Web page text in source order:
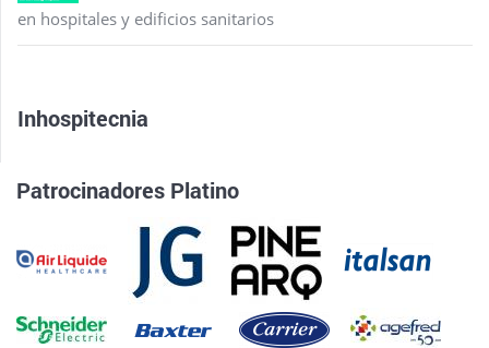
en hospitales y edificios sanitarios
Inhospitecnia
Patrocinadores Platino